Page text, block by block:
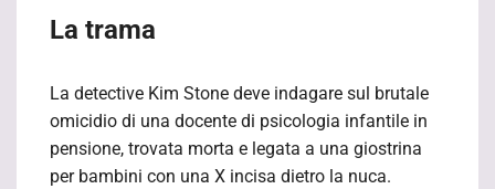
La trama
La detective Kim Stone deve indagare sul brutale
omicidio di una docente di psicologia infantile in
pensione, trovata morta e legata a una giostrina
per bambini con una X incisa dietro la nuca.